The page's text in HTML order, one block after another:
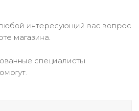
интересующий вас вопрос
магазина.
специалисты